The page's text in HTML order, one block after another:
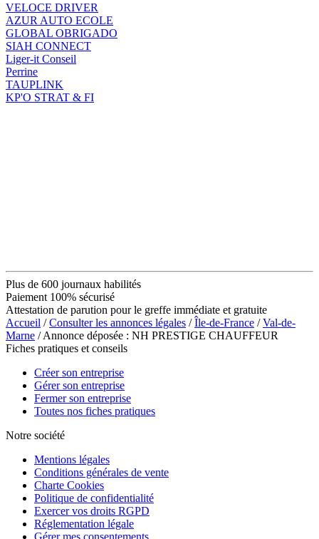
VELOCE DRIVER
AZUR AUTO ECOLE
GLOBAL OBRIGADO
SIAH CONNECT
Liger-it Conseil
Perrine
TAUPLINK
KP'O STRAT & FI
Plus de 600 journaux habilités
Paiement 100% sécurisé
Attestation de parution pour le greffe immédiate et gratuite
Accueil /Consulter les annonces légales /Île-de-France /Val-de-
Marne / Annonce déposée : NH PRESTIGE CHAUFFEUR
Fiches pratiques et conseils
Créer son entreprise
Gérer son entreprise
Fermer son entreprise
Toutes nos fiches pratiques
Notre société
Mentions légales
Conditions générales de vente
Charte Cookies
Politique de confidentialité
Exercer vos droits RGPD
Réglementation légale
Gérer mes consentements